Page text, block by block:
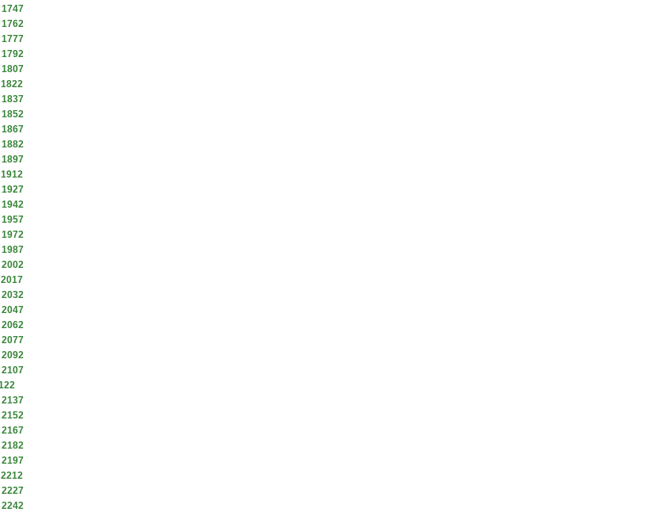
1747
1762
1777
1792
1807
1822
1837
1852
1867
1882
1897
1912
1927
1942
1957
1972
1987
2002
2017
2032
2047
2062
2077
2092
2107
2137
2152
2167
2182
2197
2212
2227
2242